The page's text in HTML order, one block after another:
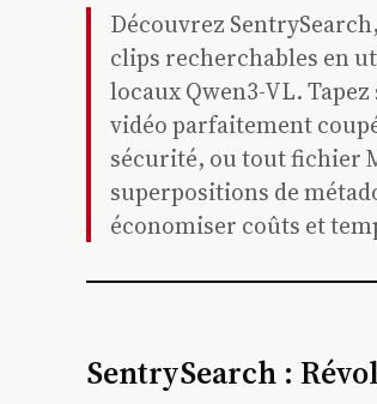
Découvrez
clips recherchables en
locaux Qwen3-VL.
vidéo parfaitement
sécurité, ou tout fichier
superpositions de
économiser coûts et
SentrySearch :